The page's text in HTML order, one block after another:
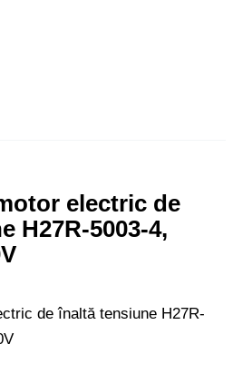
electric de
H27R-5003-4,
de înaltă tensiune H27R-